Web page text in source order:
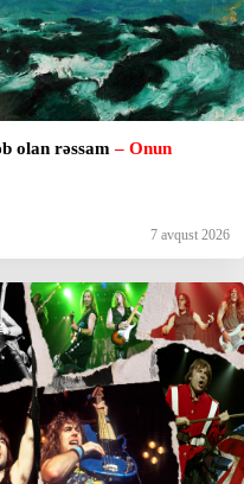
səbəb olan rəssam– Onun
7 avqust 2026